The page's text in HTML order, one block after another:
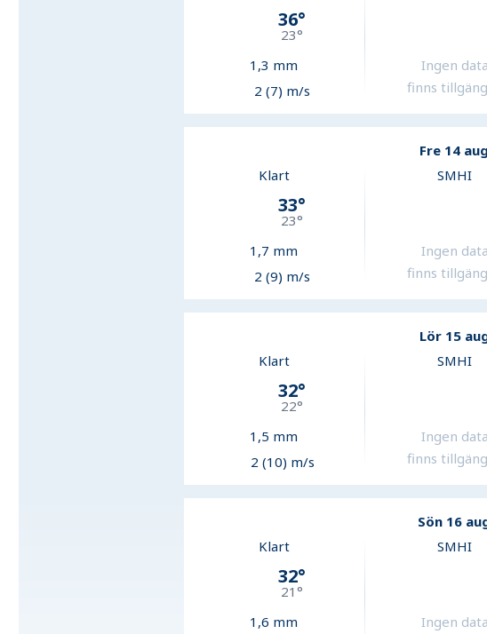
36°
23°
1,3 mm
2 (7) m/s
Ingen data
finns
Fre 14 aug
Klart
33°
23°
1,7 mm
2 (9) m/s
SMHI
Ingen data
finns
Lör 15
Klart
32°
22°
1,5 mm
2 (10) m/s
SMHI
Ingen data
finns
Sön 16
Klart
32°
21 °
1,6 mm
SMHI
Ingen data